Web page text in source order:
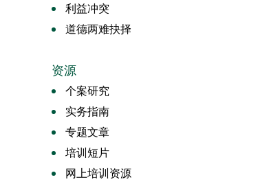
利益冲突
道德两难抉择
资源
个案研究
实务指南
专题文章
培训短片
网上培训资源